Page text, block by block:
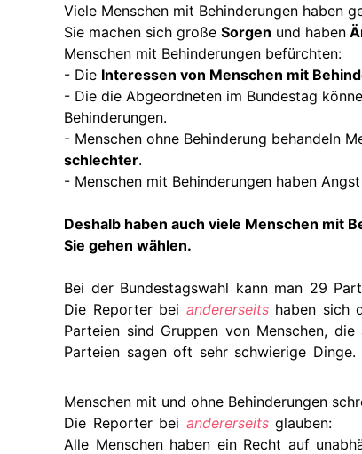
Frau?!
Elternschaft
bestimmen
Viele Menschen mit Behinderungen haben
Sie machen sich große Sorgen und haben
Menschen mit Behinderungen befürchten:
- Die Interessen von Menschen mit
- Die die Abgeordneten im Bundestag
Behinderungen.
- Menschen ohne Behinderung behandeln
schlechter.
- Menschen mit Behinderungen haben
Deshalb haben auch viele Menschen mit
Sie gehen wählen.
Bei der Bundestagswahl kann man 29
Die Reporter bei andererseitshaben sich
Parteien sind Gruppen von Menschen,
Parteien sagen oft sehr schwierige Dinge.
Menschen mit und ohne Behinderungen
Die Reporter bei andererseitsglauben:
Alle Menschen haben ein Recht auf